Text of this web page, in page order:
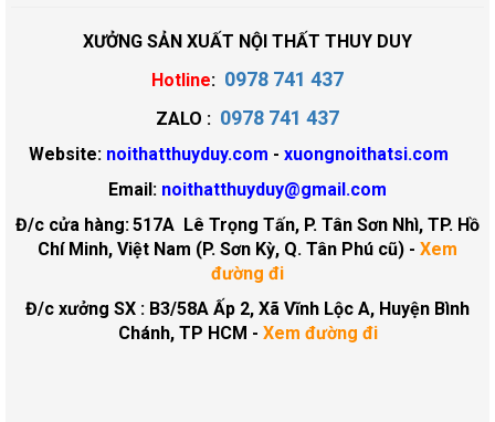
XƯỞNG SẢN XUẤT NỘI THẤT THUY DUY
Hotline: 0978 741 437
ZALO : 0978 741 437
Website: noithatthuyduy.com - xuongnoithatsi.com
Email: noithatthuyduy@gmail.com
Đ/c cửa hàng:517A Lê Trọng Tấn, P. Tân Sơn Nhì, TP. Hồ
Chí Minh, Việt Nam (P. Sơn Kỳ, Q. Tân Phú cũ) - Xem
đường đi
Đ/c xưởng SX : B3/58A Ấp 2, Xã Vĩnh Lộc A, Huyện Bình
Chánh, TP HCM - Xem đường đi